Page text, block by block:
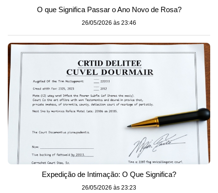
O que Significa Passar o Ano Novo de Rosa?
26/05/2026 às 23:46
Expedição de Intimação: O Que Significa?
26/05/2026 às 23:23